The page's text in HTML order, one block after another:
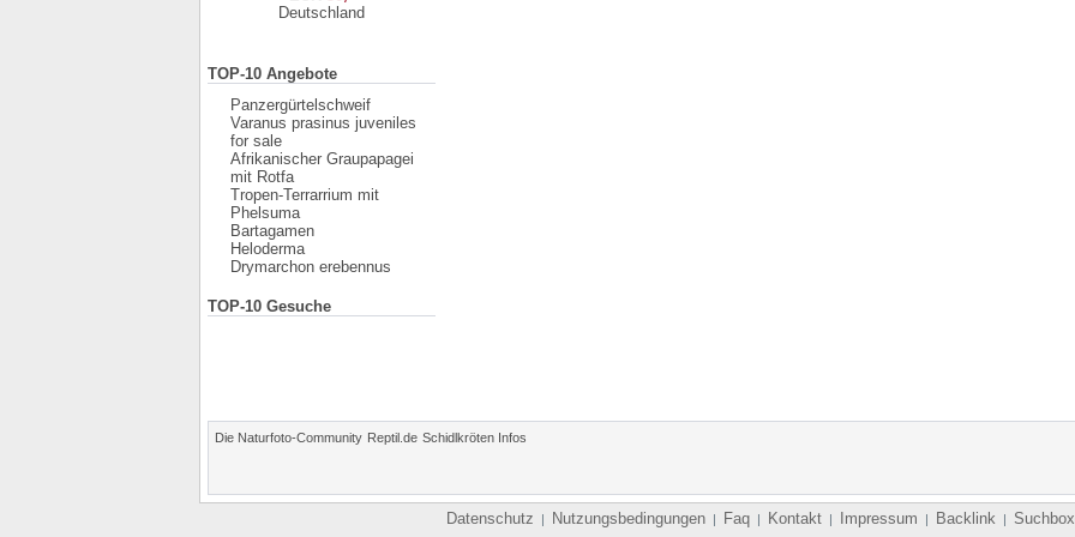
Deutschland
TOP-10 Angebote
Panzergürtelschweif
Varanus prasinus juveniles
for sale
Afrikanischer Graupapagei
mit Rotfa
Tropen-Terrarrium mit
Phelsuma
Bartagamen
Heloderma
Drymarchon erebennus
TOP-10 Gesuche
Die Naturfoto-Community Reptil.de Schidlkröten Infos
Datenschutz | Nutzungsbedingungen | Faq | Kontakt | Impressum | Backlink |